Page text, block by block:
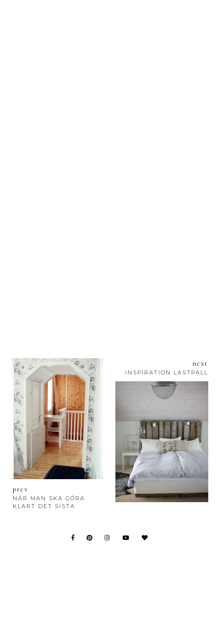
prev
NÄR MAN SKA GÖRA
KLART DET SISTA
next
INSPIRATION LASTPALL